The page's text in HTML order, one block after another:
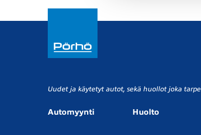
Uudet ja käytetyt autot, sekä huollot joka
Automyynti Huolto